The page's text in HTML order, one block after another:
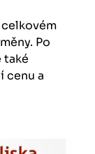
Po
také
cenu a